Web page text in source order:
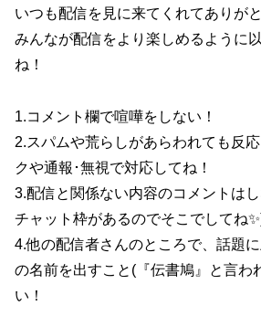
いつも配信を見に来てくれてありが
みんなが配信をより楽しめるように
ね！
1.コメント欄で喧嘩をしない！
2.スパムや荒らしがあらわれても反
クや通報･無視で対応してね！
3.配信と関係ない内容のコメントは
チャット枠があるのでそこでしてね
4.他の配信者さんのところで、話題
の名前を出すこと(『伝書鳩』と言わ
い！